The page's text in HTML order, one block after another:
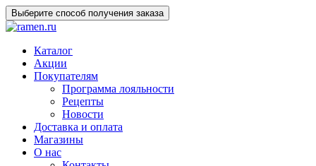
Выберите способ получения заказа
Каталог
Акции
Покупателям
Программа лояльности
Рецепты
Новости
Доставка и оплата
Магазины
О нас